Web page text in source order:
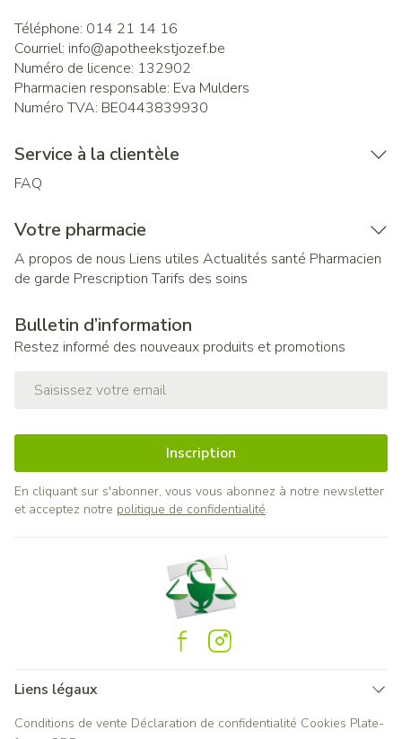
Téléphone: 014 21 14 16
Courriel: info@apotheekstjozef.be
Numéro de licence: 132902
Pharmacien responsable: Eva Mulders
Numéro TVA: BE0443839930
Service à la clientèle
FAQ
Votre pharmacie
A propos de nous Liens utiles Actualités santé Pharmacien
de garde Prescription Tarifs des soins
Bulletin d’information
Restez informé des nouveaux produits et promotions
Inscription
En cliquant sur s'abonner, vous vous abonnez à notre newsletter
et acceptez notre politique de confidentialité.
Liens légaux
Conditions de vente Déclaration de confidentialité Cookies Plate-